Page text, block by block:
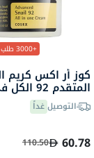
+3000 طلب
كوز أر اكس كريم
المتقدم
100 ملالتوصيلغداً
60.78
110.50